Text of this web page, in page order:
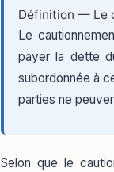
Définition — Le
Le
payer la dette
subordonnée à
parties ne
Selon que le